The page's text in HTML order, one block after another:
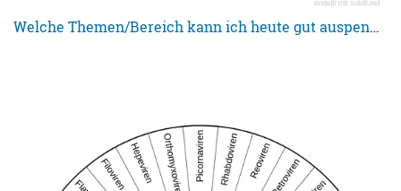
Welche Themen/Bereich kann ich heute gut auspendeln?